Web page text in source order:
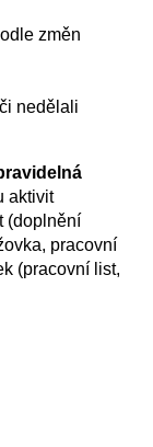
změn
nedělali
aktivit
(doplnění
pracovní
(pracovní list,